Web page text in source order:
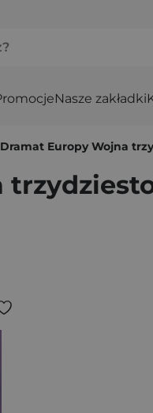
Nasze zakładki
Dramat Europy Wojna